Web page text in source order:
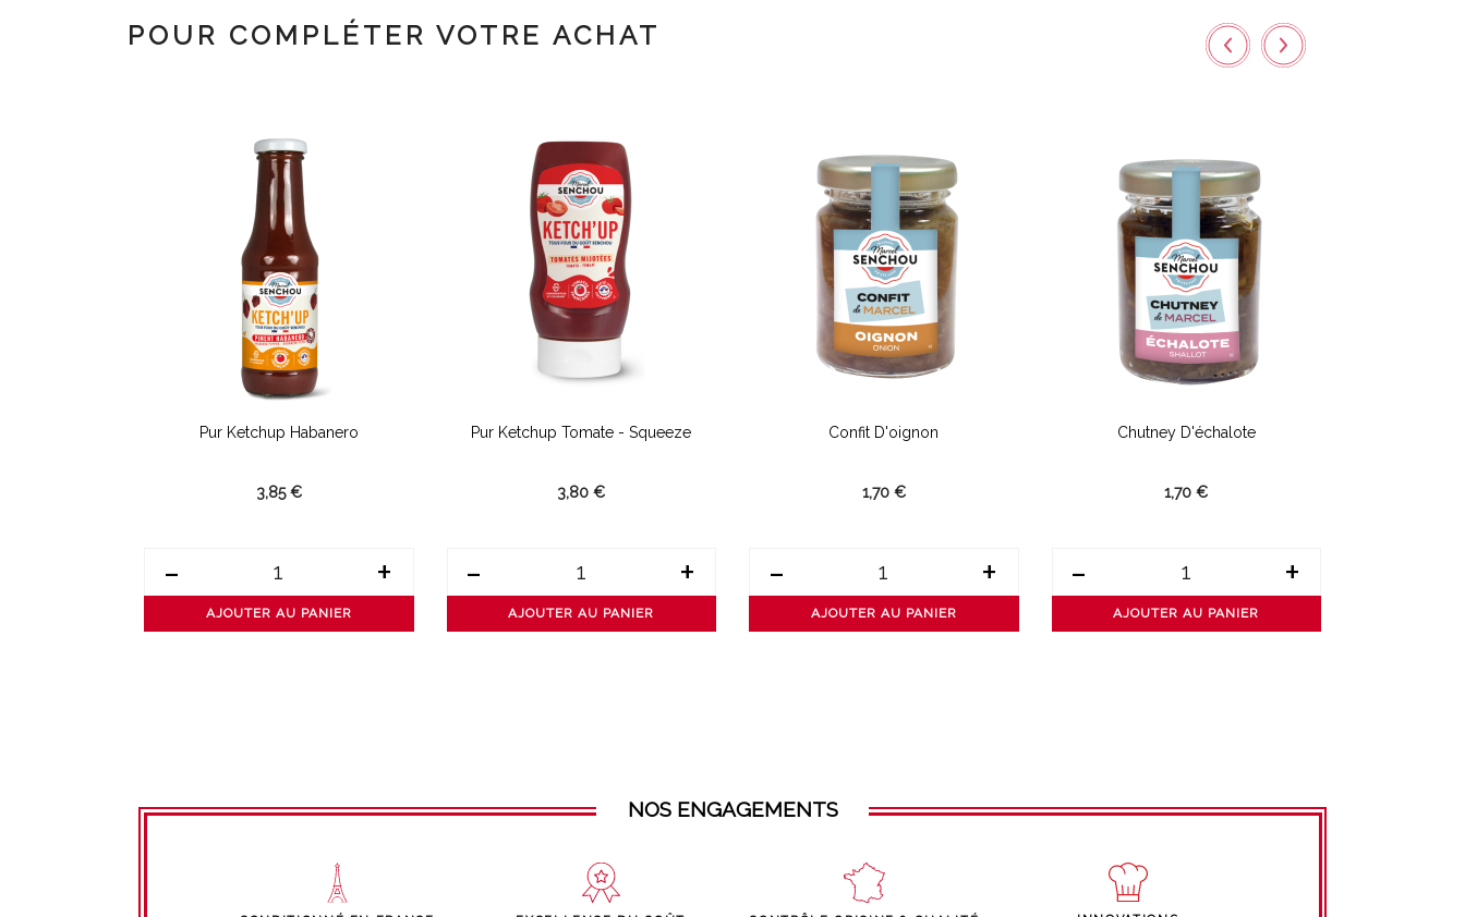
POUR COMPLÉTER VOTRE ACHAT
Pur Ketchup Habanero
3,85 €
- +
AJOUTER AU PANIER
Pur Ketchup Tomate - Squeeze
3,80 €
- +
AJOUTER AU PANIER
Confit D'oignon
1,70 €
- +
AJOUTER AU PANIER
Chutney D'échalote
1,70 €
- +
AJOUTER AU PANIER
NOS ENGAGEMENTS